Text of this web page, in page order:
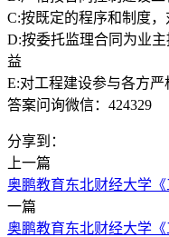
C:按既定的程序和制度
D:按委托监理合同为业
益
E:对工程建设参与各方
答案问询微信：424329
分享到：
上一篇
奥鹏教育东北财经大学
一篇
奥鹏教育东北财经大学